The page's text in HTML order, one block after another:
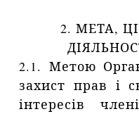
2. МЕТА,
2.1. Метою
захист прав і
інтересів